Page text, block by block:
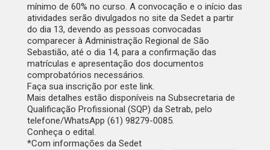
mínimo de 60% no curso. A convocação e o início das
atividades serão divulgados no site da Sedeta partir
do dia 13, devendo as pessoas convocadas
comparecer à Administração Regional de São
Sebastião, até o dia 14, para a confirmação das
matrículas e apresentação dos documentos
comprobatórios necessários.
Faça sua inscrição por este link.
Mais detalhes estão disponíveis na Subsecretaria de
Qualificação Profissional (SQP) da Setrab, pelo
telefone/WhatsApp (61) 98279-0085.
Conheça o edital.
*Com informações da Sedet